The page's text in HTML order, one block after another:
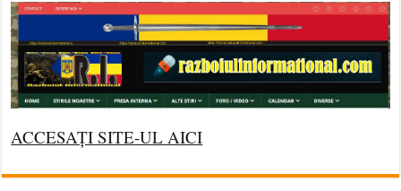
ACCESAȚI SITE-UL AICI